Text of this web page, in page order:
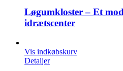
Løgumkloster – Et
idrætscenter
Vis indkøbskurv
Detaljer